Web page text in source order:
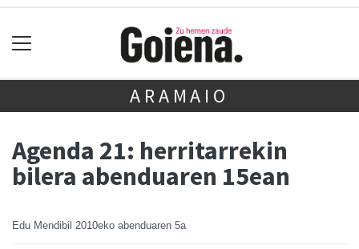
ARAMAIO
Agenda 21: herritarrekin
bilera abenduaren 15ean
Edu Mendibil 2010eko abenduaren 5a